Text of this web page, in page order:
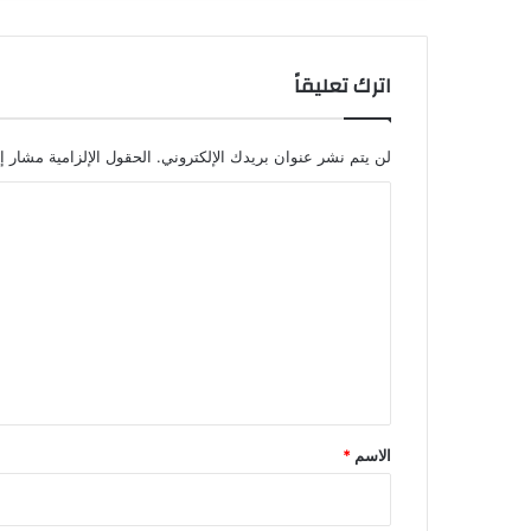
اترك تعليقاً
لن يتم نشر عنوان بريدك الإلكتروني. الحقول الإلزامية مشار
*
الاسم *